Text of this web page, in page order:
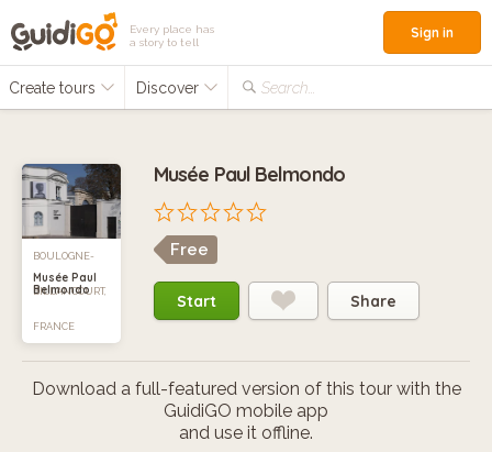
Every place has
a story to tell
Create tours Discover Search...
Sign in
BOULOGNE-
BILLANCOURT,
FRANCE
Musée Paul
Belmondo
Musée Paul Belmondo
Free
Start Share
Download a full-featured version of this tour with the
GuidiGO mobile app
and use it offline.